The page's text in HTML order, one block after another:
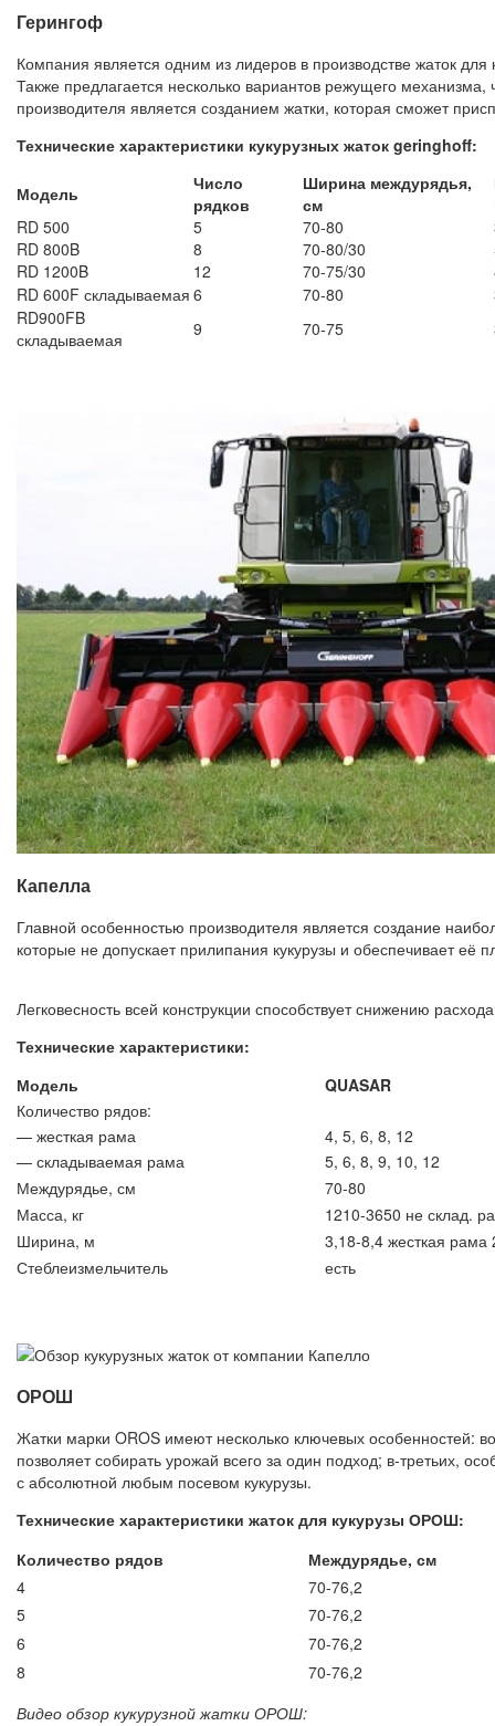
Герингоф
Компания является одним из лидеров в производстве жаток
Также предлагается несколько вариантов режущего
производителя является созданием жатки, которая сможет
Технические характеристики кукурузных жаток geringhoff:
Модель
Число
рядков
Ширина междурядья,
см
RD 500
5 70-80
RD 800B
8 70-80/30
RD 1200B
12 70-75/30
RD 600F складываемая 6 70-80
RD900FB
складываемая
9 70-75
Капелла
Главной особенностью производителя является создание
которые не допускает прилипания кукурузы и обеспечивает её
Легковесность всей конструкции способствует снижению
Технические характеристики:
Модель
QUASAR
Количество рядов:
— жесткая рама
4, 5, 6, 8, 12
— складываемая рама
5, 6, 8, 9, 10, 12
Междурядье, см
70-80
Масса, кг
1210-3650 не склад.
Ширина, м
3,18-8,4 жесткая рама
Стеблеизмельчитель
есть
ОРОШ
Жатки марки OROS имеют несколько ключевых особенностей:
позволяет собирать урожай всего за один подход; в-третьих,
с абсолютной любым посевом кукурузы.
Технические характеристики жаток для кукурузы ОРОШ:
Количество рядов
Междурядье, см
4
70-76,2
5
70-76,2
6
70-76,2
8
70-76,2
Видео обзор кукурузной жатки ОРОШ: